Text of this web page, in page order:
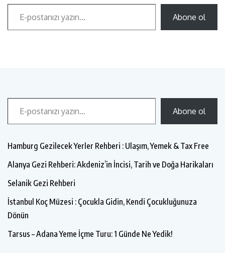
Abone ol
Abone ol
Hamburg Gezilecek Yerler Rehberi : Ulaşım, Yemek & Tax Free
Alanya Gezi Rehberi: Akdeniz’in İncisi, Tarih ve Doğa Harikaları
Selanik Gezi Rehberi
İstanbul Koç Müzesi : Çocukla Gidin, Kendi Çocukluğunuza
Dönün
Tarsus – Adana Yeme İçme Turu: 1 Günde Ne Yedik!